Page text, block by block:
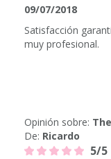
09/07/2018
Satisfacción
muy profesional.
Opinión sobre:
De: Ricardo
5/5